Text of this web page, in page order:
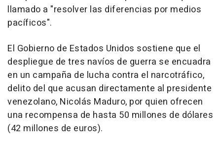
llamado a "resolver las diferencias por medios
pacíficos".
El Gobierno de Estados Unidos sostiene que el
despliegue de tres navíos de guerra se encuadra
en un campaña de lucha contra el narcotráfico,
delito del que acusan directamente al presidente
venezolano, Nicolás Maduro, por quien ofrecen
una recompensa de hasta 50 millones de dólares
(42 millones de euros).